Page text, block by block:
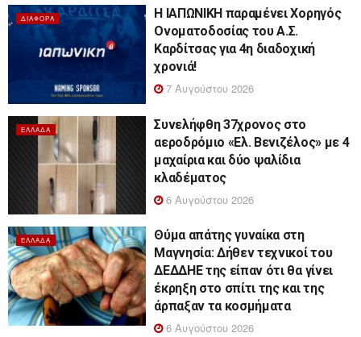
ΔΙΆΦΟΡΑ
Η ΙΑΠΩΝΙΚΗ παραμένει Χορηγός
Ονοματοδοσίας του Α.Σ.
Καρδίτσας για 4η διαδοχική
χρονιά!
7 Αυγούστου 2026
ΕΛΛΆΔΑ
Συνελήφθη 37χρονος στο
αεροδρόμιο «Ελ. Βενιζέλος» με 4
μαχαίρια και δύο ψαλίδια
κλαδέματος
6 Αυγούστου 2026
ΕΛΛΆΔΑ
Θύμα απάτης γυναίκα στη
Μαγνησία: Δήθεν τεχνικοί του
ΔΕΔΔΗΕ της είπαν ότι θα γίνει
έκρηξη στο σπίτι της και της
άρπαξαν τα κοσμήματα
6 Αυγούστου 2026